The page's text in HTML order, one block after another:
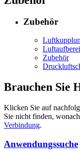
Zubehör
Zubehör
Brauchen Sie
Klicken Sie auf
Sie nicht finden,
Verbindung.
Anwendungssuche